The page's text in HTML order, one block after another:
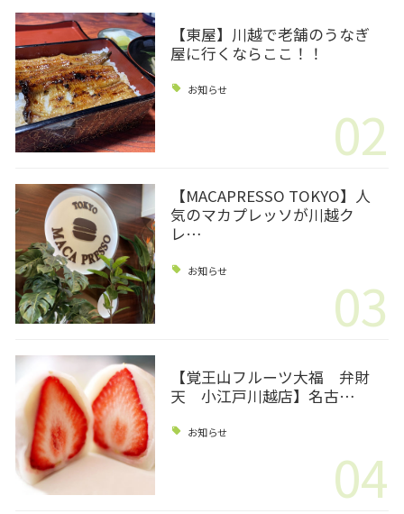
【東屋】川越で老舗のうなぎ
屋に行くならここ！！
お知らせ
02
【MACAPRESSO TOKYO】人
気のマカプレッソが川越ク
レ…
お知らせ 03
【覚王山フルーツ大福 弁財
天 小江戸川越店】名古…
お知らせ
04